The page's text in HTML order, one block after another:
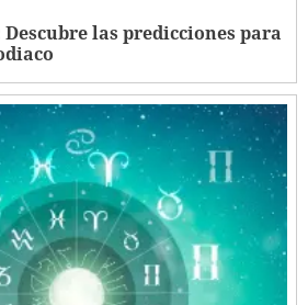
las predicciones para